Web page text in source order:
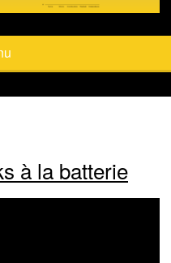
à la batterie